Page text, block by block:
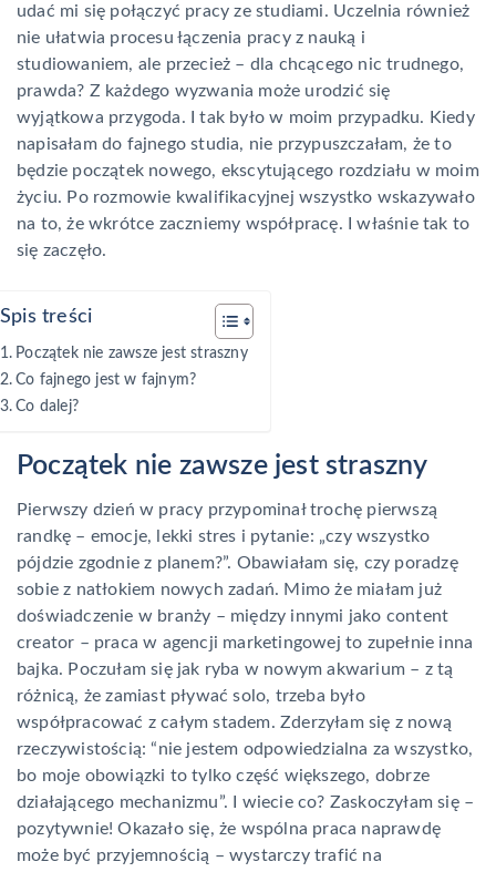
udać mi się połączyć pracy ze studiami. Uczelnia również
nie ułatwia procesu łączenia pracy z nauką i
studiowaniem, ale przecież – dla chcącego nic trudnego,
prawda? Z każdego wyzwania może urodzić się
wyjątkowa przygoda. I tak było w moim przypadku. Kiedy
napisałam do fajnego studia, nie przypuszczałam, że to
będzie początek nowego, ekscytującego rozdziału w moim
życiu. Po rozmowie kwalifikacyjnej wszystko wskazywało
na to, że wkrótce zaczniemy współpracę. I właśnie tak to
się zaczęło.
Spis treści
Początek nie zawsze jest straszny
Co fajnego jest w fajnym?
Co dalej?
Początek nie zawsze jest straszny
Pierwszy dzień w pracy przypominał trochę pierwszą
randkę – emocje, lekki stres i pytanie: „czy wszystko
pójdzie zgodnie z planem?”. Obawiałam się, czy poradzę
sobie z natłokiem nowych zadań. Mimo że miałam już
doświadczenie w branży – między innymi jako content
creator – praca w agencji marketingowej to zupełnie inna
bajka. Poczułam się jak ryba w nowym akwarium – z tą
różnicą, że zamiast pływać solo, trzeba było
współpracować z całym stadem. Zderzyłam się z nową
rzeczywistością: “nie jestem odpowiedzialna za wszystko,
bo moje obowiązki to tylko część większego, dobrze
działającego mechanizmu”. I wiecie co? Zaskoczyłam się –
pozytywnie! Okazało się, że wspólna praca naprawdę
może być przyjemnością – wystarczy trafić na